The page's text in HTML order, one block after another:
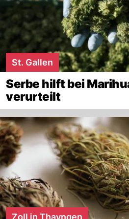
St. Gallen
Serbe hilft bei
verurteilt
Zoll in Thayngen